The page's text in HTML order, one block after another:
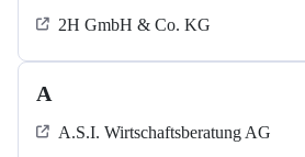
2H GmbH & Co. KG
A
A.S.I. Wirtschaftsberatung AG